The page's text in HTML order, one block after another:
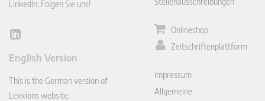
LinkedIn: Folgen Sie uns!
Lin
In
English Version
This is the German version of
Lexxions website.
Onlineshop
Zeitschriftenplattform
Impressum
Allgemeine